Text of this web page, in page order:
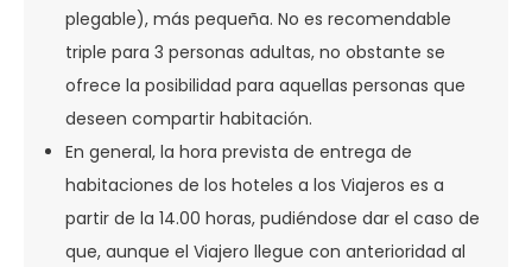
plegable), más pequeña. No es recomendable
triple para 3 personas adultas, no obstante se
ofrece la posibilidad para aquellas personas que
deseen compartir habitación.
En general, la hora prevista de entrega de
habitaciones de los hoteles a los Viajeros es a
partir de la 14.00 horas, pudiéndose dar el caso de
que, aunque el Viajero llegue con anterioridad al